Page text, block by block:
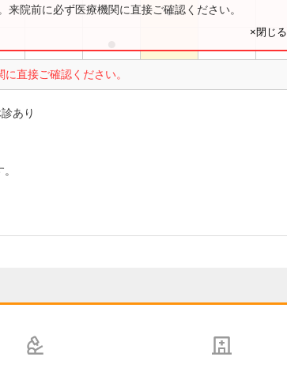
●
直接ご確認ください。
院前に必ず医療機関に直接ご確認ください。
×閉じる
あり